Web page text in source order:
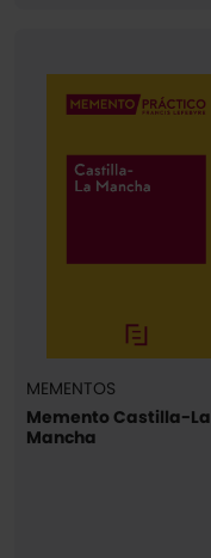
MEMENTOS
Memento Castilla-La
Mancha